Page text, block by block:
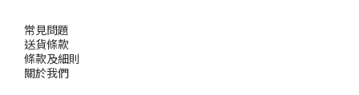
常見問題
送貨條款
條款及細則
關於我們